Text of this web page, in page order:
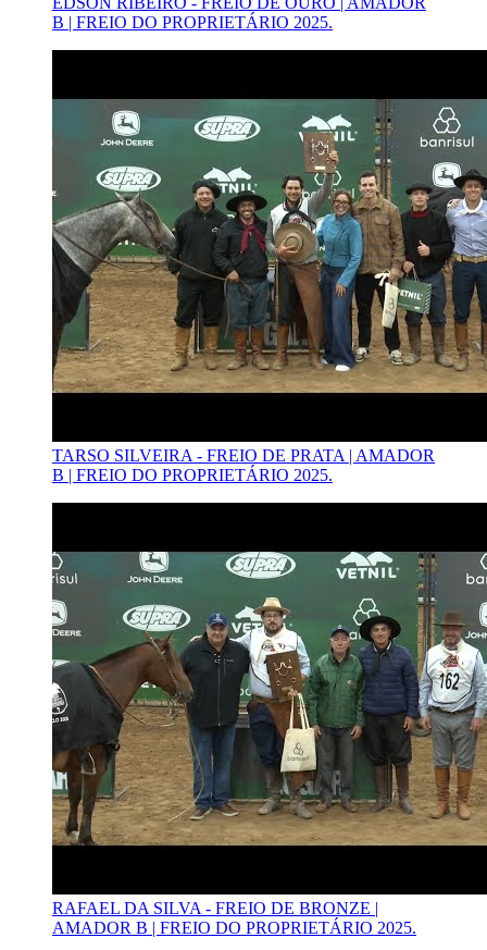
B | FREIO DO PROPRIETÁRIO 2025.
TARSO SILVEIRA - FREIO DE PRATA | AMADOR
B | FREIO DO PROPRIETÁRIO 2025.
RAFAEL DA SILVA - FREIO DE BRONZE |
AMADOR B | FREIO DO PROPRIETÁRIO 2025.